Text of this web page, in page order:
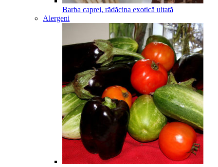
Barba caprei, rădăcina exotică uitată
Alergeni